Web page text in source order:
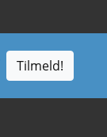
Tilmeld!